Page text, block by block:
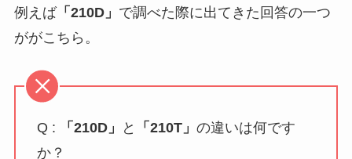
例えば「210D」 で調べた際に出てきた回答の一つ
ががこちら。
Q : 「210D」 と 「210T」 の違いは何です
か？